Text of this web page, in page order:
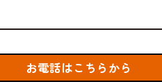
お電話はこちらから